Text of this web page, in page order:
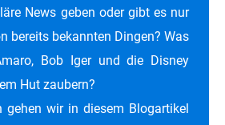
News geben oder gibt es nur
bereits bekannten Dingen? Was
Bob Iger und die Disney
Hut zaubern?
gehen wir in diesem Blogartikel